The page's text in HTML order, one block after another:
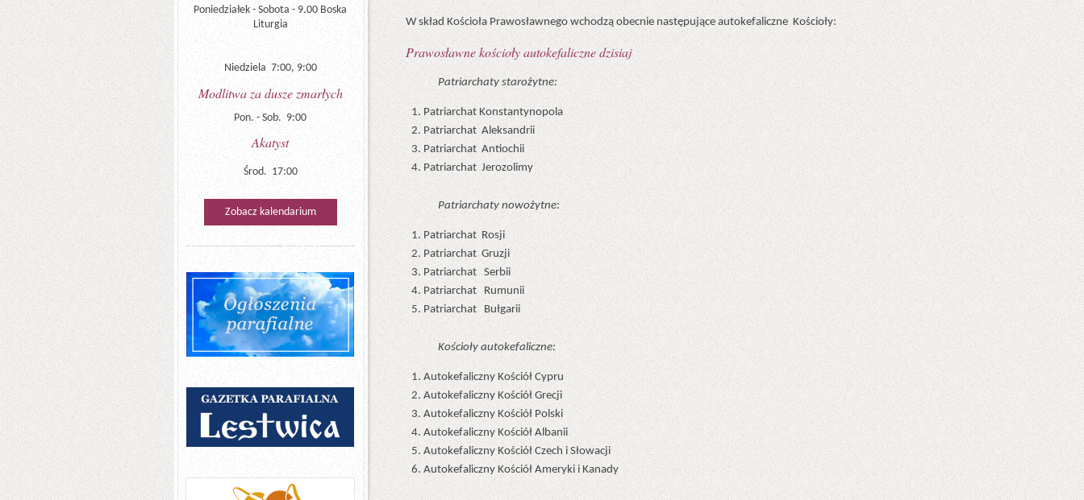
Poniedziałek - Sobota - 9.00 Boska
Liturgia
Niedziela 7:00, 9:00
Modlitwa za dusze zmarłych
Pon. - Sob. 9:00
Akatyst
Środ. 17:00
Zobacz kalendarium
W skład Kościoła Prawosławnego wchodzą obecnie następujące autokefaliczne Kościoły:
Prawosławne kościoły autokefaliczne dzisiaj
Patriarchaty starożytne:
Patriarchat Konstantynopola
Patriarchat Aleksandrii
Patriarchat Antiochii
Patriarchat Jerozolimy
Patriarchaty nowożytne:
Patriarchat Rosji
Patriarchat Gruzji
Patriarchat Serbii
Patriarchat Rumunii
Patriarchat Bułgarii
Kościoły autokefaliczne:
Autokefaliczny Kościół Cypru
Autokefaliczny Kościół Grecji
Autokefaliczny Kościół Polski
Autokefaliczny Kościół Albanii
Autokefaliczny Kościół Czech i Słowacji
Autokefaliczny Kościół Ameryki i Kanady